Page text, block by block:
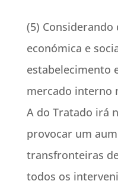
(5) Considerando
económica e
estabelecimento
mercado interno
A do Tratado irá
provocar um
transfronteiras
todos os